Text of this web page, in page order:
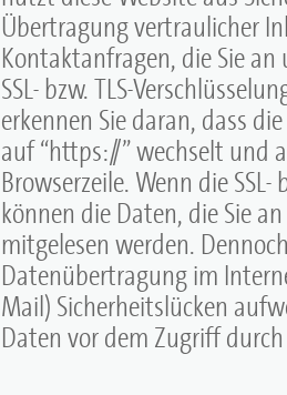
Übertragung vertraulicher
Kontaktanfragen, die Sie
SSL- bzw. TLS-
erkennen Sie daran, dass
auf “https://” wechselt und
Browserzeile. Wenn die
können die Daten, die Sie
mitgelesen werden.
Datenübertragung im
Mail) Sicherheitslücken
Daten vor dem Zugriff